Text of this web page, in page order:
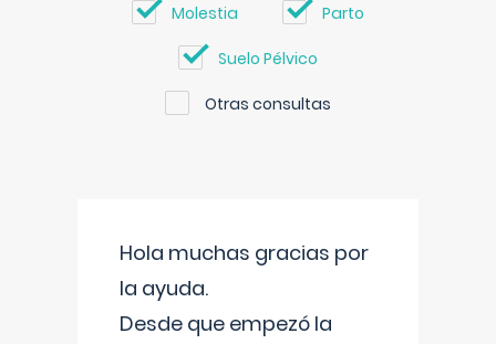
Molestia Parto
Suelo Pélvico
Otras consultas
Hola muchas gracias por
la ayuda.
Desde que empezó la